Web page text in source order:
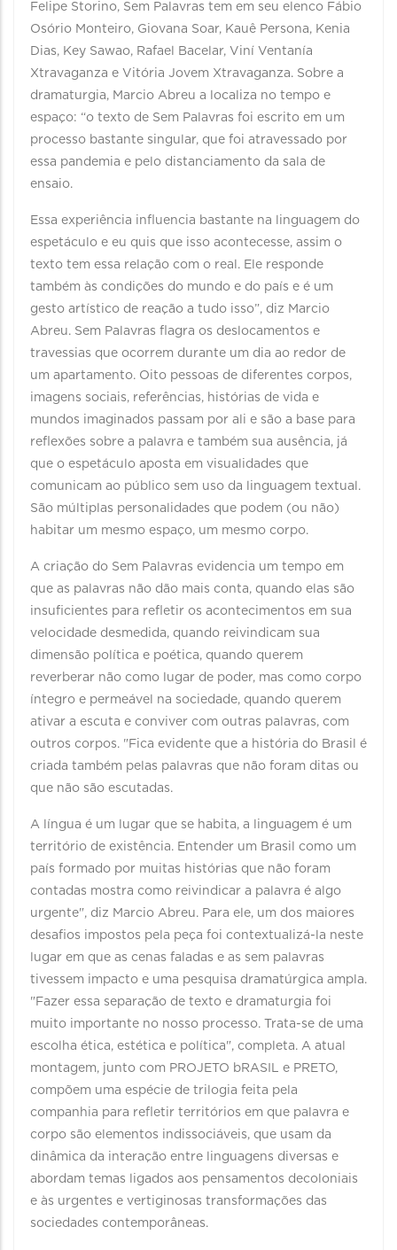
Felipe Storino, Sem Palavras tem em seu elenco Fábio
Osório Monteiro, Giovana Soar, Kauê Persona, Kenia
Dias, Key Sawao, Rafael Bacelar, Viní Ventanía
Xtravaganza e Vitória Jovem Xtravaganza. Sobre a
dramaturgia, Marcio Abreu a localiza no tempo e
espaço: “o texto de Sem Palavras foi escrito em um
processo bastante singular, que foi atravessado por
essa pandemia e pelo distanciamento da sala de
ensaio.
Essa experiência influencia bastante na linguagem do
espetáculo e eu quis que isso acontecesse, assim o
texto tem essa relação com o real. Ele responde
também às condições do mundo e do país e é um
gesto artístico de reação a tudo isso”, diz Marcio
Abreu. Sem Palavras flagra os deslocamentos e
travessias que ocorrem durante um dia ao redor de
um apartamento. Oito pessoas de diferentes corpos,
imagens sociais, referências, histórias de vida e
mundos imaginados passam por ali e são a base para
reflexões sobre a palavra e também sua ausência, já
que o espetáculo aposta em visualidades que
comunicam ao público sem uso da linguagem textual.
São múltiplas personalidades que podem (ou não)
habitar um mesmo espaço, um mesmo corpo.
A criação do Sem Palavras evidencia um tempo em
que as palavras não dão mais conta, quando elas são
insuficientes para refletir os acontecimentos em sua
velocidade desmedida, quando reivindicam sua
dimensão política e poética, quando querem
reverberar não como lugar de poder, mas como corpo
íntegro e permeável na sociedade, quando querem
ativar a escuta e conviver com outras palavras, com
outros corpos. "Fica evidente que a história do Brasil é
criada também pelas palavras que não foram ditas ou
que não são escutadas.
A língua é um lugar que se habita, a linguagem é um
território de existência. Entender um Brasil como um
país formado por muitas histórias que não foram
contadas mostra como reivindicar a palavra é algo
urgente", diz Marcio Abreu. Para ele, um dos maiores
desafios impostos pela peça foi contextualizá-la neste
lugar em que as cenas faladas e as sem palavras
tivessem impacto e uma pesquisa dramatúrgica ampla.
"Fazer essa separação de texto e dramaturgia foi
muito importante no nosso processo. Trata-se de uma
escolha ética, estética e política", completa. A atual
montagem, junto com PROJETO bRASIL e PRETO,
compõem uma espécie de trilogia feita pela
companhia para refletir territórios em que palavra e
corpo são elementos indissociáveis, que usam da
dinâmica da interação entre linguagens diversas e
abordam temas ligados aos pensamentos decoloniais
e às urgentes e vertiginosas transformações das
sociedades contemporâneas.